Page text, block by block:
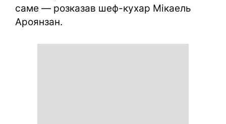
саме — розказав шеф-кухар Мікаель
Ароянзан.